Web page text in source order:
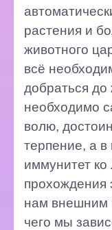
растения и
животного
всё
добраться
необходимо
волю,
терпение, а
иммунитет
прохождения
нам внешним
чего мы